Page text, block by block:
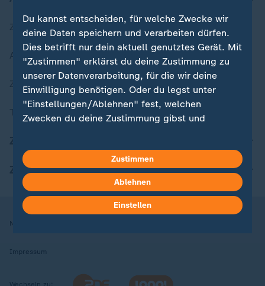
Zuletzt veröffentlicht
Aktuelle Sendungs-Videos
ZDFheute Stories
Themen im Überblick
ZDFheute Apps
Nutzungsbedingungen
Impressum
Wechseln zu:
Du kannst entscheiden, für welche Zwecke wir
deine Daten speichern und verarbeiten dürfen.
Dies betrifft nur dein aktuell genutztes Gerät. Mit
"Zustimmen" erklärst du deine Zustimmung zu
unserer Datenverarbeitung, für die wir deine
Einwilligung benötigen. Oder du legst unter
"Einstellungen/Ablehnen" fest, welchen
Zwecken du deine Zustimmung gibst und
in deinen Einstellungen widerrufen oder ändern.
Hier findest du das Impressum.
Weitere Informationen findest du in unserer
Datenschutzerklärung.
Zustimmen
Ablehnen
Einstellen